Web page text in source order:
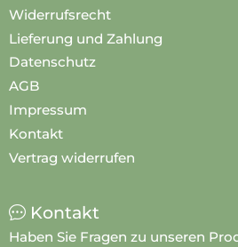
Widerrufsrecht
Lieferung und Zahlung
Datenschutz
AGB
Impressum
Kontakt
Vertrag widerrufen
Kontakt
Haben Sie Fragen zu unseren